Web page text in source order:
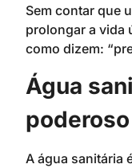
Sem contar que
prolongar a vida
como dizem:
Água
poderoso
A água sanitária